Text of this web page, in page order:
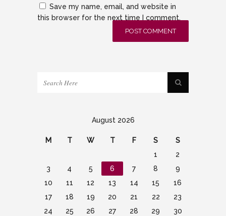
Save my name, email, and website in
this browser for the next time I comment.
August 2026
M T W T F S
S
1
2
3
4 5 6 7 8
9
10
11 12 13 14 15
16
17
18 19 20 21 22
23
24
25 26 27 28 29
30